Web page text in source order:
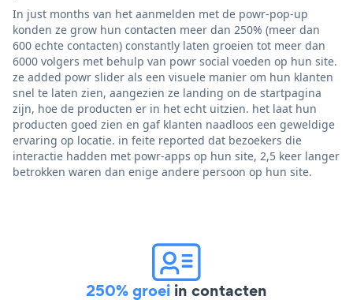
In just months van het aanmelden met de powr-pop-up
konden ze grow hun contacten meer dan 250% (meer dan
600 echte contacten) constantly laten groeien tot meer dan
6000 volgers met behulp van powr social voeden op hun site.
ze added powr slider als een visuele manier om hun klanten
snel te laten zien, aangezien ze landing on de startpagina
zijn, hoe de producten er in het echt uitzien. het laat hun
producten goed zien en gaf klanten naadloos een geweldige
ervaring op locatie. in feite reported dat bezoekers die
interactie hadden met powr-apps op hun site, 2,5 keer langer
betrokken waren dan enige andere persoon op hun site.
250% groei in contacten